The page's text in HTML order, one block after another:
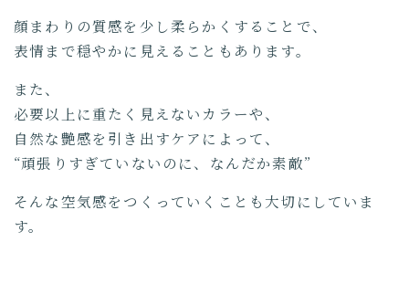
顔まわりの質感を少し柔らかくすることで、
表情まで穏やかに見えることもあります。
また、
必要以上に重たく見えないカラーや、
自然な艶感を引き出すケアによって、
“頑張りすぎていないのに、なんだか素敵”
そんな空気感をつくっていくことも大切にしていま
す。